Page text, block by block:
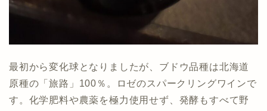
最初から変化球となりましたが、ブドウ品種は北海道
原種の「旅路」100％。ロゼのスパークリングワインで
す。化学肥料や農薬を極力使用せず、発酵もすべて野